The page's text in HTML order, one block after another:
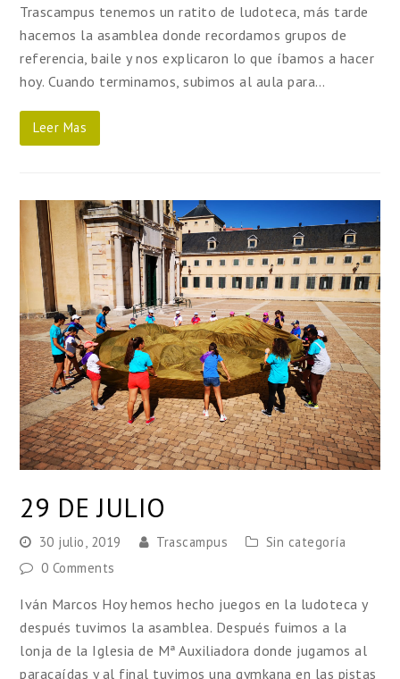
Trascampus tenemos un ratito de ludoteca, más tarde
hacemos la asamblea donde recordamos grupos de
referencia, baile y nos explicaron lo que íbamos a hacer
hoy. Cuando terminamos, subimos al aula para…
Leer Mas
29 DE JULIO
30 julio, 2019 Trascampus
Sin categoría
0 Comments
Iván Marcos Hoy hemos hecho juegos en la ludoteca y
después tuvimos la asamblea. Después fuimos a la
lonja de la Iglesia de Mª Auxiliadora donde jugamos al
paracaídas y al final tuvimos una gymkana en las pistas